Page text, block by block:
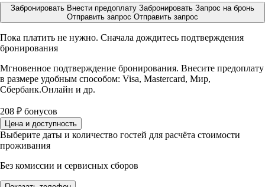
Забронировать Внести предоплату Забронировать Запрос на бронь
Отправить запрос Отправить запрос
Пока платить не нужно. Сначала дождитесь подтверждения
бронирования
Мгновенное подтверждение бронирования. Внесите предоплату
в размере удобным способом: Visa, Mastercard, Мир,
Сбербанк.Онлайн и др.
208 ₽ бонусов
Цена и доступность
Выберите даты и количество гостей для расчёта стоимости
проживания
Без комиссии и сервисных сборов